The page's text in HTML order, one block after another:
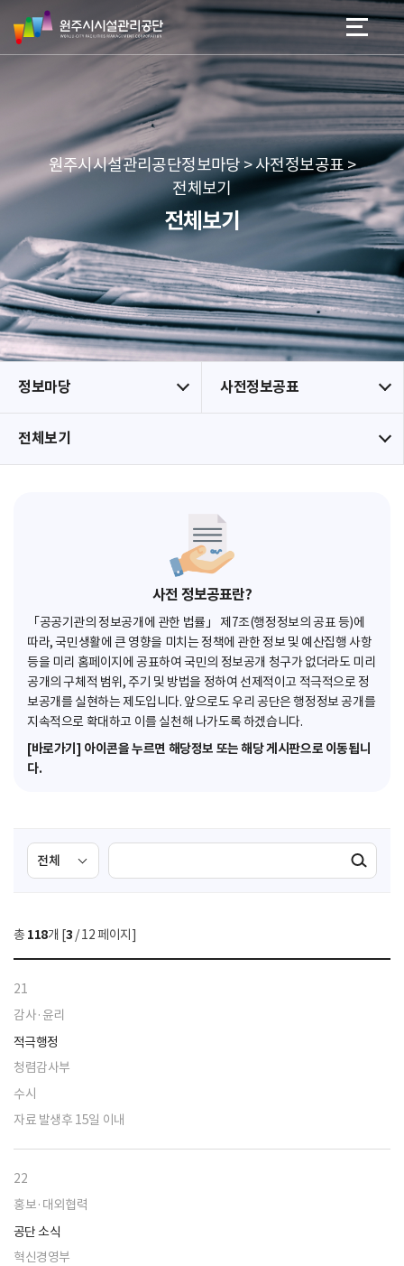
네
본문 바로가기
메뉴 바로가기
원
주
시
리
공
단
원주시시설관리공단정보마당 > 사전정보공표 >
전체보기
전체보기
정보마당 사전정보공표
전체보기
사전 정보공표란?
「공공기관의 정보공개에 관한 법률」 제7조(행정정보의 공표 등)에
따라, 국민생활에 큰 영향을 미치는 정책에 관한 정보 및 예산집행 사항
등을 미리 홈페이지에 공표하여 국민의 정보공개 청구가 없더라도 미리
공개의 구체적 범위, 주기 및 방법을 정하여 선제적이고 적극적으로 정
보공개를 실현하는 제도입니다. 앞으로도 우리 공단은 행정정보 공개를
지속적으로 확대하고 이를 실천해 나가도록 하겠습니다.
[바로가기] 아이콘을 누르면 해당정보 또는 해당 게시판으로 이동됩니
다.
검
색
선
택
색
검색실행
총 118개 [3 / 12 페이지]
21
감사·윤리
적극행정
청렴감사부
수시
자료 발생후 15일 이내
22
홍보·대외협력
공단 소식
혁신경영부